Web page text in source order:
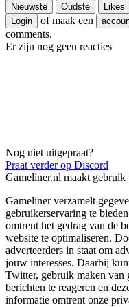
Nieuwste Oudste
Likes
Login
of maak een
comments.
Er zijn nog geen reacties
Nog niet uitgepraat?
Praat verder op Discord
Gameliner.nl maakt gebruik
Gameliner verzamelt
gebruikerservaring te
omtrent het gedrag van de
website te optimaliseren.
adverteerders in staat om
jouw interesses. Daarbij
Twitter, gebruik maken van
berichten te reageren en
informatie omtrent onze